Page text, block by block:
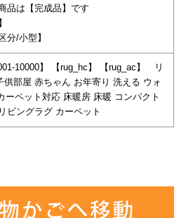
品は【完成品】です
分/小型】
10000】 【rug_hc】 【rug_ac】 リ
供部屋 赤ちゃん お年寄り 洗える ウォ
ーペット対応 床暖房 床暖 コンパクト
ビングラグ カーペット